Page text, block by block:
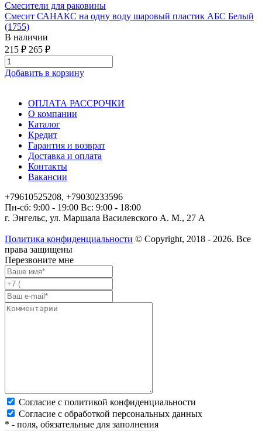
Смесители для раковины
Смесит САНАКС на одну воду шаровый пластик АБС Белый
(1755)
В наличии
215 ₽ 265 ₽
Добавить в корзину
ОПЛАТА РАССРОЧКИ
О компании
Каталог
Кредит
Гарантия и возврат
Доставка и оплата
Контакты
Вакансии
+79610525208, +79030233596
Пн-сб: 9:00 - 19:00 Вс: 9:00 - 18:00
г. Энгельс, ул. Маршала Василевского А. М., 27 А
Политика конфиденциальности © Copyright, 2018 - 2026. Все
права защищены
Перезвоните мне
Согласие с политикой конфиденциальности
Согласие с обработкой персональных данных
* - поля, обязательные для заполнения